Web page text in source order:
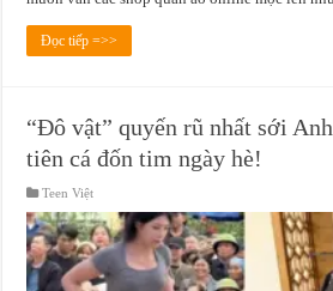
Đọc tiếp =>>
“Đô vật” quyến rũ nhất sới
tiên cá đốn tim ngày hè!
Teen Việt